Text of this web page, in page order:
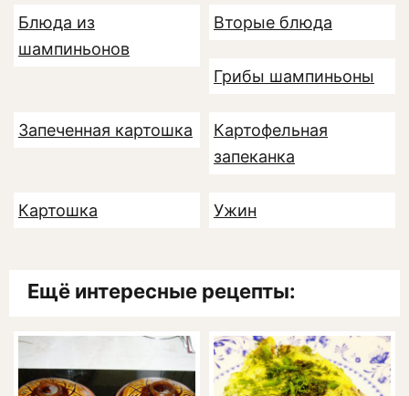
Блюда из
шампиньонов
Вторые блюда
Грибы шампиньоны
Запеченная картошка
Картофельная
запеканка
Картошка Ужин
Ещё интересные рецепты: